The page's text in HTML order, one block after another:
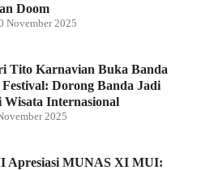
Doom
November 2025
Tito Karnavian Buka Banda
Dorong Banda Jadi
Wisata Internasional
2025
Apresiasi MUNAS XI MUI: